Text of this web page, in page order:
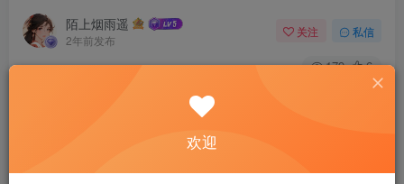
陌上烟雨遥
2年前发布
关注 私信
179 6
一、验证小米路由ROM是否为开发版
1. 登录小米路由Web管理页面，检查ROM版本是否为开发版
(若为开发版直接跳至第二步，若为稳定版继续本步骤)。
欢迎